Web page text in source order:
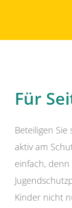
Für
Beteiligen
aktiv am
einfach, denn
Kinder nicht